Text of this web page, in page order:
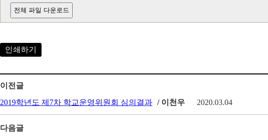
전체 파일 다운로드
인쇄하기
이전글
2019학년도 제7차 학교운영위원회 심의결과
/ 이천우 2020.03.04
다음글